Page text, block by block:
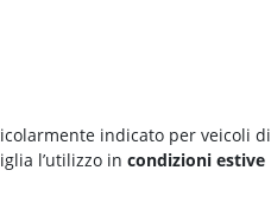
indicato per veicoli di
l’utilizzo in condizioni estive